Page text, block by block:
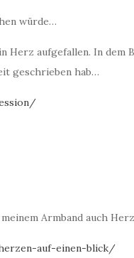
würde…
Herz aufgefallen. In dem
geschrieben hab…
Armband auch
auf-einen-blick/